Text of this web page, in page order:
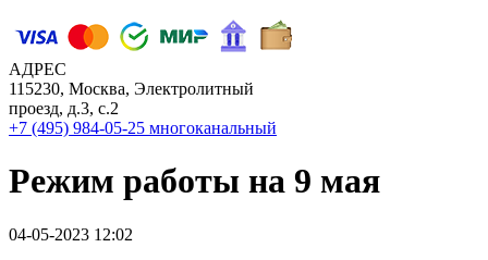
АДРЕС
115230, Москва, Электролитный
проезд, д.3, с.2
+7 (495) 984-05-25 многоканальный
Режим работы на 9 мая
04-05-2023 12:02